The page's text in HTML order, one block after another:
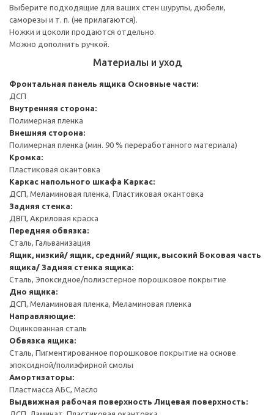
Выберите подходящие для ваших стен шурупы, дюбели,
саморезы и т. п. (не прилагаются).
Ножки и цоколи продаются отдельно.
Можно дополнить ручкой.
Материалы и уход
Фронтальная панель ящика Основные части:
ДСП
Внутренняя сторона:
Полимерная пленка
Внешняя сторона:
Полимерная пленка (мин. 90 % переработанного материала)
Кромка:
Пластиковая окантовка
Каркас напольного шкафа Каркас:
ДСП, Меламиновая пленка, Пластиковая окантовка
Задняя стенка:
ДВП, Акриловая краска
Передняя обвязка:
Сталь, Гальванизация
Ящик, низкий/ ящик, средний/ ящик, высокий Боковая часть
ящика/ Задняя стенка ящика:
Сталь, Эпоксидное/полиэстерное порошковое покрытие
Дно ящика:
ДСП, Меламиновая пленка, Меламиновая пленка
Направляющие:
Оцинкованная сталь
Обвязка ящика:
Сталь, Пигментированное порошковое покрытие на основе
эпоксидной/полиэфирной смолы
Амортизаторы:
Пластмасса АБС, Масло
Выдвижная рабочая поверхность Лицевая поверхность: